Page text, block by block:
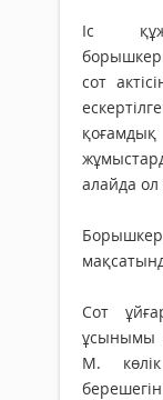
Іс
сот
алайда ол
Сот
ұсынымы
М.